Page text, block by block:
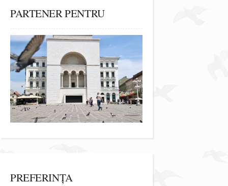
PARTENER PENTRU
PREFERINȚA